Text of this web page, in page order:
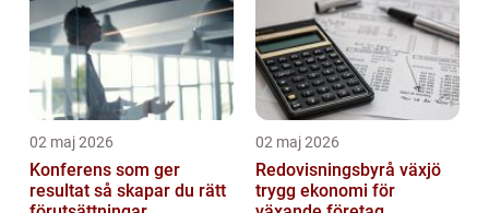
02 maj 2026
Konferens som ger
resultat så skapar du rätt
02 maj 2026
Redovisningsbyrå växjö
trygg ekonomi för